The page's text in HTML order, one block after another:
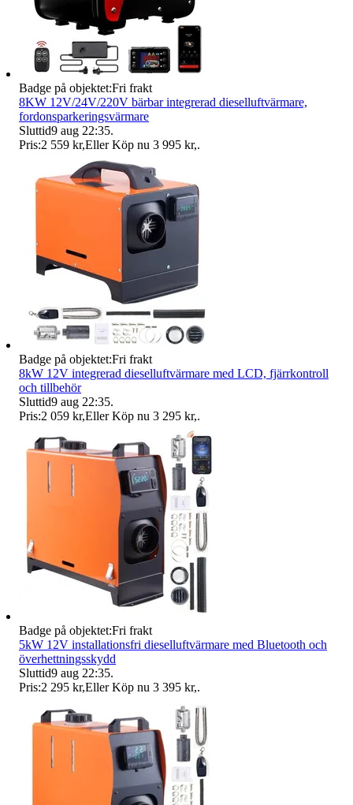
Badge på objektet:Fri frakt
8KW 12V/24V/220V bärbar integrerad dieselluftvärmare,
fordonsparkeringsvärmare
Sluttid9 aug 22:35.
Pris:2 559 kr,Eller Köp nu 3 995 kr,.
Badge på objektet:Fri frakt
8kW 12V integrerad dieselluftvärmare med LCD, fjärrkontroll
och tillbehör
Sluttid9 aug 22:35.
Pris:2 059 kr,Eller Köp nu 3 295 kr,.
Badge på objektet:Fri frakt
5kW 12V installationsfri dieselluftvärmare med Bluetooth och
överhettningsskydd
Sluttid9 aug 22:35.
Pris:2 295 kr,Eller Köp nu 3 395 kr,.